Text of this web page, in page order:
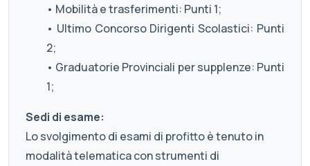
• Mobilità e trasferimenti: Punti 1;
• Ultimo Concorso Dirigenti Scolastici: Punti
2;
• Graduatorie Provinciali per supplenze: Punti
1;
Sedi di esame:
Lo svolgimento di esami di profitto è tenuto in
modalità telematica con strumenti di